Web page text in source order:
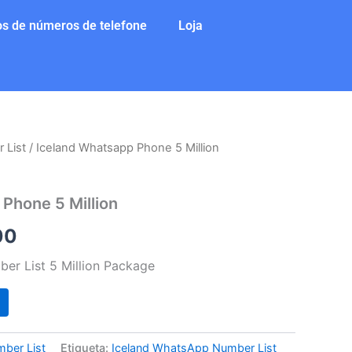
de números de telefone Loja
List / Iceland Whatsapp Phone 5 Million
5 Million
O
atual
$10.000.
List 5 Million Package
List Etiqueta: Iceland WhatsApp Number List